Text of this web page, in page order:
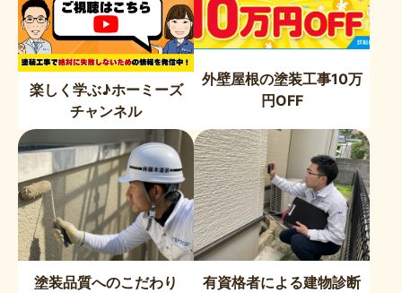
楽しく学ぶ♪ホーミーズ
チャンネル
外壁屋根の塗装工事10万
円OFF
塗装品質へのこだわり 有資格者による建物診断